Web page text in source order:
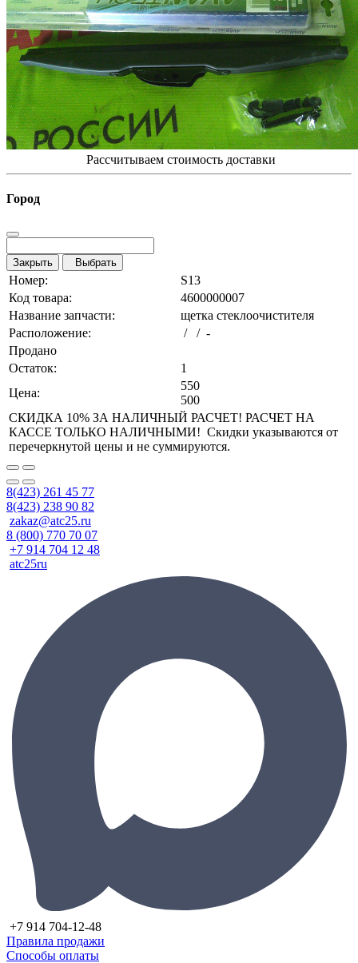
Рассчитываем стоимость доставки
Город
Закрыть Выбрать
Номер:
S13
Код товара:
4600000007
Название запчасти:
щетка стеклоочистителя
Расположение:
/ / -
Продано
Остаток:
1
Цена:
550
500
СКИДКА 10% ЗА НАЛИЧНЫЙ РАСЧЕТ! РАСЧЕТ НА
КАССЕ ТОЛЬКО НАЛИЧНЫМИ! Скидки указываются от
перечеркнутой цены и не суммируются.
8(423) 261 45 77
8(423) 238 90 82
zakaz@atc25.ru
8 (800) 770 70 07
+7 914 704 12 48
atc25ru
+7 914 704-12-48
Правила продажи
Способы оплаты